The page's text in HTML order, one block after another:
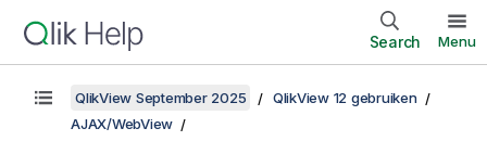
Search Menu
QlikView September 2025
QlikView 12 gebruiken
AJAX/WebView